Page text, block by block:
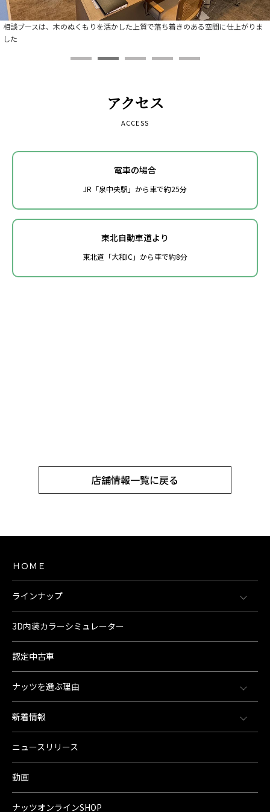
相談ブースは、木のぬくもりを活かした上質で落ち着きのある空間に仕上がりま
した
アクセス
ACCESS
電車の場合
JR「泉中央駅」から車で約25分
東北自動車道より
東北道「大和IC」から車で約8分
店舗情報一覧に戻る
ＨＯＭＥ
ラインナップ
3D内装カラーシミュレーター
認定中古車
ナッツを選ぶ理由
新着情報
ニュースリリース
動画
ナッツオンラインSHOP